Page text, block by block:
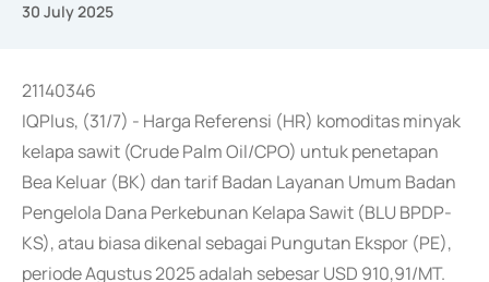
30 July 2025
21140346
IQPlus, (31/7) - Harga Referensi (HR) komoditas minyak
kelapa sawit (Crude Palm Oil/CPO) untuk penetapan
Bea Keluar (BK) dan tarif Badan Layanan Umum Badan
Pengelola Dana Perkebunan Kelapa Sawit (BLU BPDP-
KS), atau biasa dikenal sebagai Pungutan Ekspor (PE),
periode Agustus 2025 adalah sebesar USD 910,91/MT.